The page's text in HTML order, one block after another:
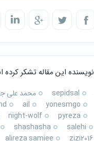
نویسنده این مقاله تشکر کرده
sepidsal
محمد علی
yonesmgo
ail
pyreza
night-wolf
salehi
shashasha
zizi2016
alireza samiee